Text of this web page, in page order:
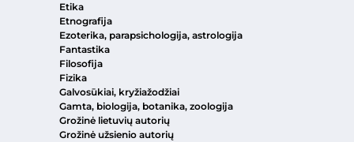
Etika
Etnografija
Ezoterika, parapsichologija, astrologija
Fantastika
Filosofija
Fizika
Galvosūkiai, kryžiažodžiai
Gamta, biologija, botanika, zoologija
Grožinė lietuvių autorių
Grožinė užsienio autorių